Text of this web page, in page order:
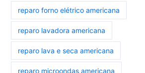
reparo forno elétrico americana
reparo lavadora americana
reparo lava e seca americana
reparo microondas americana